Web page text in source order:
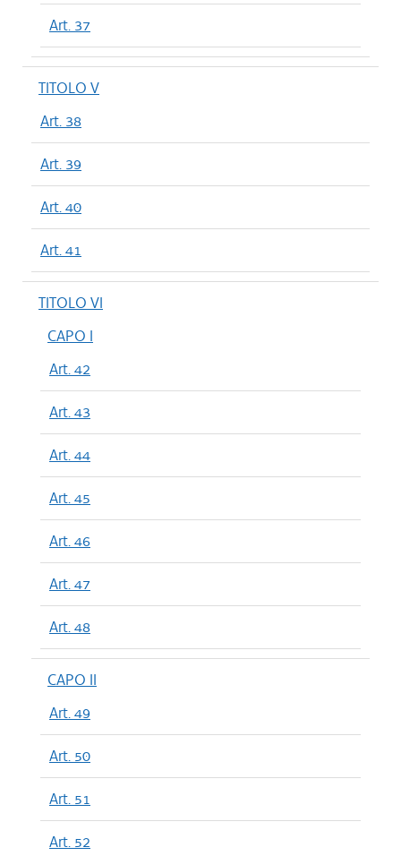
Art. 37
TITOLO V
Art. 38
Art. 39
Art. 40
Art. 41
TITOLO VI
CAPO I
Art. 42
Art. 43
Art. 44
Art. 45
Art. 46
Art. 47
Art. 48
CAPO II
Art. 49
Art. 50
Art. 51
Art. 52